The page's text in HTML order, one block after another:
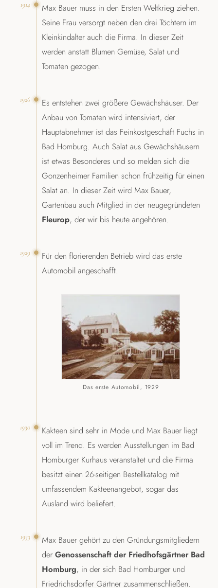
1914
Max Bauer muss in den Ersten Weltkrieg ziehen.
Seine Frau versorgt neben den drei Töchtern im
Kleinkindalter auch die Firma. In dieser Zeit
werden anstatt Blumen Gemüse, Salat und
Tomaten gezogen.
1926
Es entstehen zwei größere Gewächshäuser. Der
Anbau von Tomaten wird intensiviert, der
Hauptabnehmer ist das Feinkostgeschäft Fuchs in
Bad Homburg. Auch Salat aus Gewächshäusern
ist etwas Besonderes und so melden sich die
Gonzenheimer Familien schon frühzeitig für einen
Salat an. In dieser Zeit wird Max Bauer,
Gartenbau auch Mitglied in der neugegründeten
Fleurop, der wir bis heute angehören.
1929
Für den florierenden Betrieb wird das erste
Automobil angeschafft.
Das erste Automobil, 1929
1930
Kakteen sind sehr in Mode und Max Bauer liegt
voll im Trend. Es werden Ausstellungen im Bad
Homburger Kurhaus veranstaltet und die Firma
besitzt einen 26-seitigen Bestellkatalog mit
umfassendem Kakteenangebot, sogar das
Ausland wird beliefert.
1933
Max Bauer gehört zu den Gründungsmitgliedern
derGenossenschaft der Friedhofsgärtner Bad
Homburg, in der sich Bad Homburger und
Friedrichsdorfer Gärtner zusammenschließen.